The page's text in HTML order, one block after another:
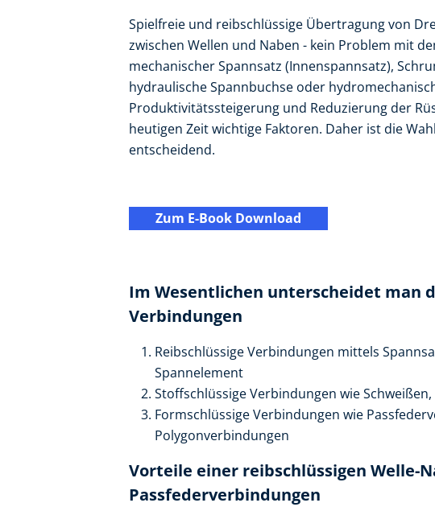
Spielfreie und reibschlüssige Übertragung von
zwischen Wellen und Naben - kein Problem mit
mechanischer Spannsatz (Innenspannsatz),
hydraulische Spannbuchse oder
Produktivitätssteigerung und Reduzierung der
heutigen Zeit wichtige Faktoren. Daher ist die
entscheidend.
Zum E-Book Download
Im Wesentlichen unterscheidet man
Verbindungen
Reibschlüssige Verbindungen mittels
Spannelement
Stoffschlüssige Verbindungen wie
Formschlüssige Verbindungen wie
Polygonverbindungen
Vorteile einer reibschlüssigen Welle-
Passfederverbindungen